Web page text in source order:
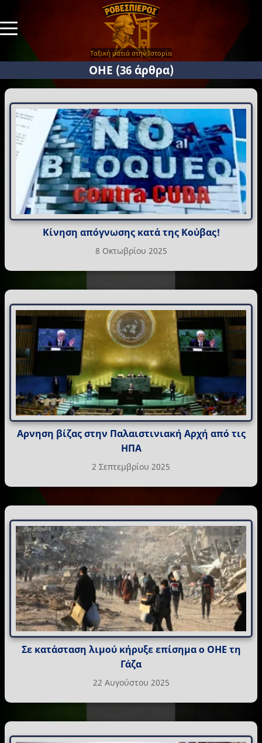
Ταξική ματιά στην Ιστορία
ΟΗΕ (36 άρθρα)
Κίνηση απόγνωσης κατά της Κούβας!
8 Οκτωβρίου 2025
Αρνηση βίζας στην Παλαιστινιακή Αρχή από τις
ΗΠΑ
2 Σεπτεμβρίου 2025
Σε κατάσταση λιμού κήρυξε επίσημα ο ΟΗΕ τη
Γάζα
22 Αυγούστου 2025